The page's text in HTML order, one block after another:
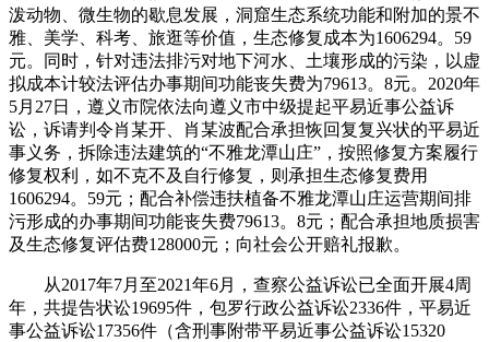
泼动物、微生物的歇息发展，洞窟生态系统功能和附加的景不
雅、美学、科考、旅逛等价值，生态修复成本为1606294。59
元。同时，针对违法排污对地下河水、土壤形成的污染，以虚
拟成本计较法评估办事期间功能丧失费为79613。8元。2020年
5月27日，遵义市院依法向遵义市中级提起平易近事公益诉
讼，诉请判令肖某开、肖某波配合承担恢回复复兴状的平易近
事义务，拆除违法建筑的“不雅龙潭山庄”，按照修复方案履行
修复权利，如不克不及自行修复，则承担生态修复费用
1606294。59元；配合补偿违扶植备不雅龙潭山庄运营期间排
污形成的办事期间功能丧失费79613。8元；配合承担地质损害
及生态修复评估费128000元；向社会公开赔礼报歉。
从2017年7月至2021年6月，查察公益诉讼已全面开展4周
年，共提告状讼19695件，包罗行政公益诉讼2336件，平易近
事公益诉讼17356件（含刑事附带平易近事公益诉讼15320